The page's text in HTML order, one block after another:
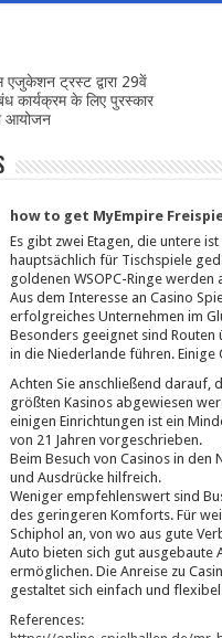
एजुकेशन ट्रस्ट द्वारा 29वें
कार्यक्रम के लिए पुरस्कार
आयोजन
how to get MyEmpire
Es gibt zwei Etagen, die untere
hauptsächlich für Tischspiele
goldenen WSOPC-Ringe werden
Aus dem Interesse an Casino
erfolgreiches Unternehmen im
Besonders geeignet sind
in die Niederlande führen.
Achten Sie anschließend darauf,
größten Kasinos abgewiesen
einigen Einrichtungen ist ein
von 21 Jahren vorgeschrieben.
Beim Besuch von Casinos in
und Ausdrücke hilfreich.
Weniger empfehlenswert sind
des geringeren Komforts. Für
Schiphol an, von wo aus gute
Auto bieten sich gut ausgebaute
ermöglichen. Die Anreise zu
gestaltet sich einfach und
References: